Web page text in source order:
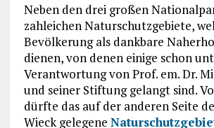
Neben den drei großen
zahleichen Naturschutzgebiete,
Bevölkerung als dankbare
dienen, von denen einige schon
Verantwortung von Prof. em. Dr.
und seiner Stiftung gelangt sind.
dürfte das auf der anderen Seite
Wieck gelegene